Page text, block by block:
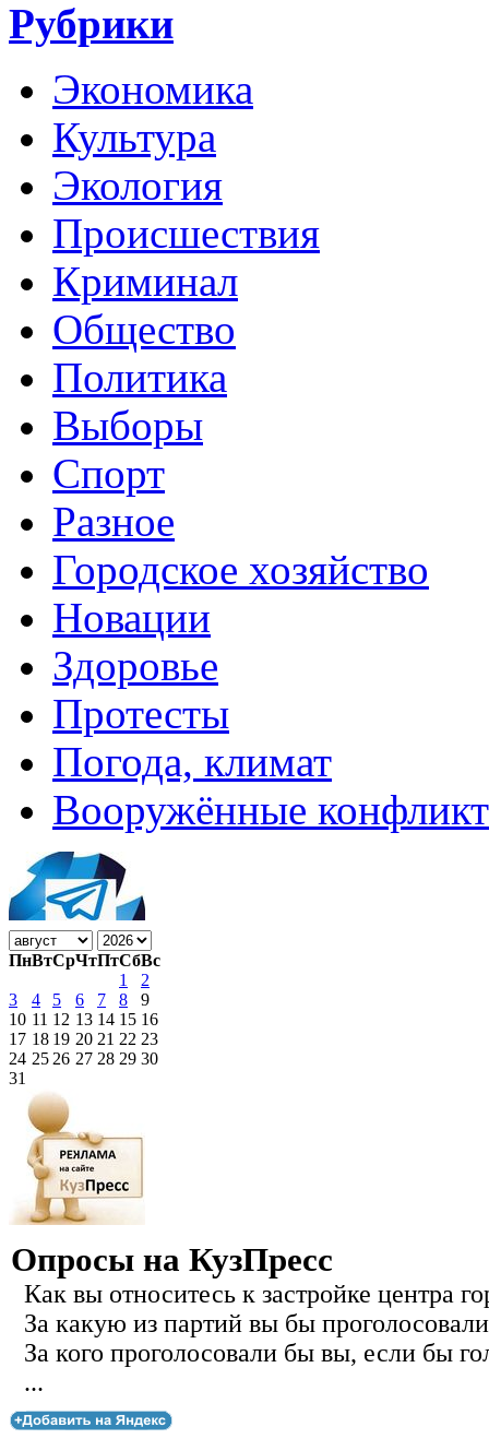
Рубрики
Экономика
Культура
Экология
Происшествия
Криминал
Общество
Политика
Выборы
Спорт
Разное
Городское хозяйство
Новации
Здоровье
Протесты
Погода, климат
Вооружённые
ПнВтСрЧтПтСбВс
1
2
3
4 5 6 7 8
9
10 11 12 13 14 15 16
17 18 19 20 21 22 23
24 25 26 27 28 29 30
31
Опросы на КузПресс
Как вы относитесь к застройке центра
За какую из партий вы бы
За кого проголосовали бы вы, если бы
...